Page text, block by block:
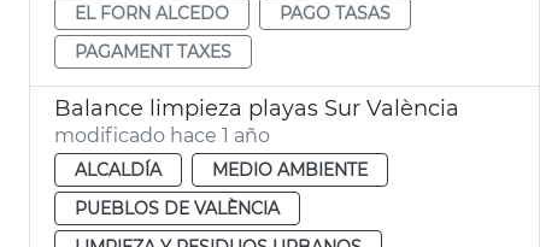
EL FORN ALCEDO
PAGO TASAS
PAGAMENT TAXES
Balance limpieza playas Sur València
modificado hace 1 año
ALCALDÍA
MEDIO AMBIENTE
PUEBLOS DE VALÈNCIA